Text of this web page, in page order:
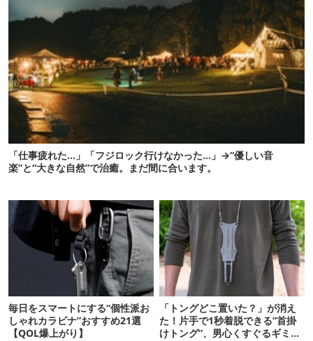
「仕事疲れた…」「フジロック行けなかった…」→“優しい音
楽”と“大きな自然”で治癒。まだ間に合います。
毎日をスマートにする“個性派お
しゃれカラビナ”おすすめ21選
【QOL爆上がり】
「トングどこ置いた？」が消え
た！片手で1秒着脱できる“首掛
けトング”、男心くすぐるギミッ